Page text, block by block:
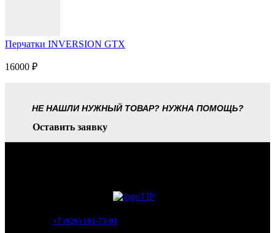
Перчатки INVERSION GTX
16000 ₽
НЕ НАШЛИ НУЖНЫЙ ТОВАР? НУЖНА ПОМОЩЬ?
Оставить заявку
+7 (926) 101-73-91